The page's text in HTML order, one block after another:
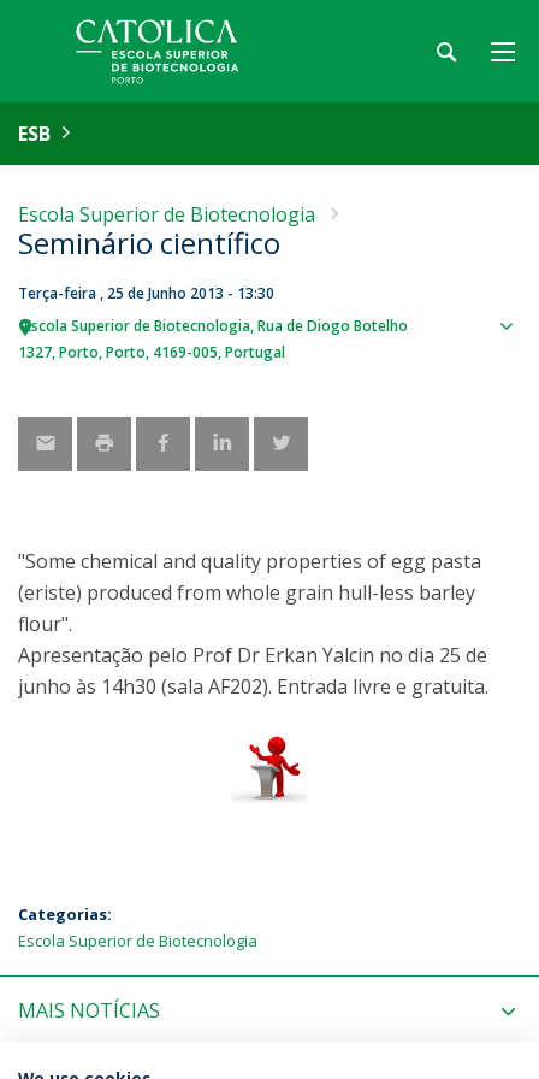
ESB
Escola Superior de Biotecnologia
Seminário científico
Terça-feira , 25 de Junho 2013 - 13:30
Escola Superior de Biotecnologia Rua de Diogo Botelho
1327 Porto Porto 4169-005 Portugal
"Some chemical and quality properties of egg pasta
(eriste) produced from whole grain hull-less barley
flour".
Apresentação pelo Prof Dr Erkan Yalcin no dia 25 de
junho às 14h30 (sala AF202). Entrada livre e gratuita.
Categorias:
Escola Superior de Biotecnologia
MAIS NOTÍCIAS